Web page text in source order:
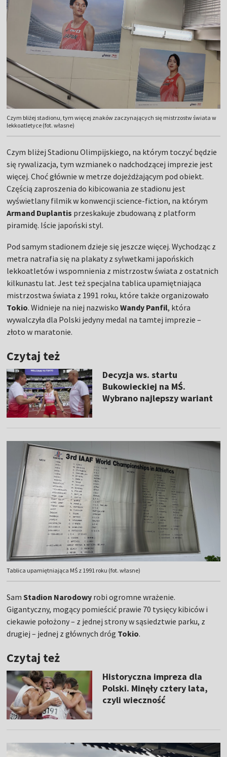
Czym bliżej stadionu, tym więcej znaków zaczynających się mistrzostw świata w
lekkoatletyce (fot. własne)
Czym bliżej Stadionu Olimpijskiego, na którym toczyć będzie
się rywalizacja, tym wzmianek o nadchodzącej imprezie jest
więcej. Choć głównie w metrze dojeżdżającym pod obiekt.
Częścią zaproszenia do kibicowania ze stadionu jest
wyświetlany filmik w konwencji science-fiction, na którym
Armand Duplantis przeskakuje zbudowaną z platform
piramidę. Iście japoński styl.
Pod samym stadionem dzieje się jeszcze więcej. Wychodząc z
metra natrafia się na plakaty z sylwetkami japońskich
lekkoatletów i wspomnienia z mistrzostw świata z ostatnich
kilkunastu lat. Jest też specjalna tablica upamiętniająca
mistrzostwa świata z 1991 roku, które także organizowało
Tokio. Widnieje na niej nazwiskoWandy Panfil, która
wywalczyła dla Polski jedyny medal na tamtej imprezie –
złoto w maratonie.
Czytaj też
Decyzja ws. startu
Bukowieckiej na MŚ.
Wybrano najlepszy wariant
Tablica upamiętniająca MŚ z 1991 roku (fot. własne)
SamStadion Narodowy robi ogromne wrażenie.
Gigantyczny, mogący pomieścić prawie 70 tysięcy kibiców i
ciekawie położony – z jednej strony w sąsiedztwie parku, z
drugiej – jednej z głównych dróg Tokio.
Czytaj też
Historyczna impreza dla
Polski. Minęły cztery lata,
czyli wieczność